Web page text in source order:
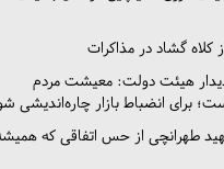
کلاه گشاد در مذاکرات
دیدار هیئت دولت: معیشت مردم
برای انضباط بازار چاره‌اندیشی
طهرانچی از حس اتفاقی که